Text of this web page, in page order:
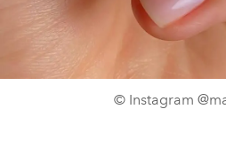
© Instagram